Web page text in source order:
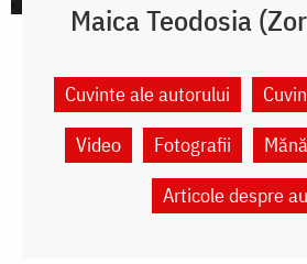
Maica Teodosia
Cuvinte ale autorului
Video
Fotografii
Articole despre